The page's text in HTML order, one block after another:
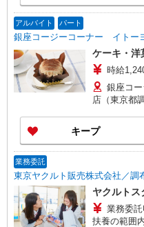
アルバイト パート
銀座コージーコーナー イトー
ケーキ・洋
時給
銀座コ
店（東京都
キープ
業務委託
東京ヤクルト販売株式会社／調
ヤクルトス
業務委
扶養の範囲